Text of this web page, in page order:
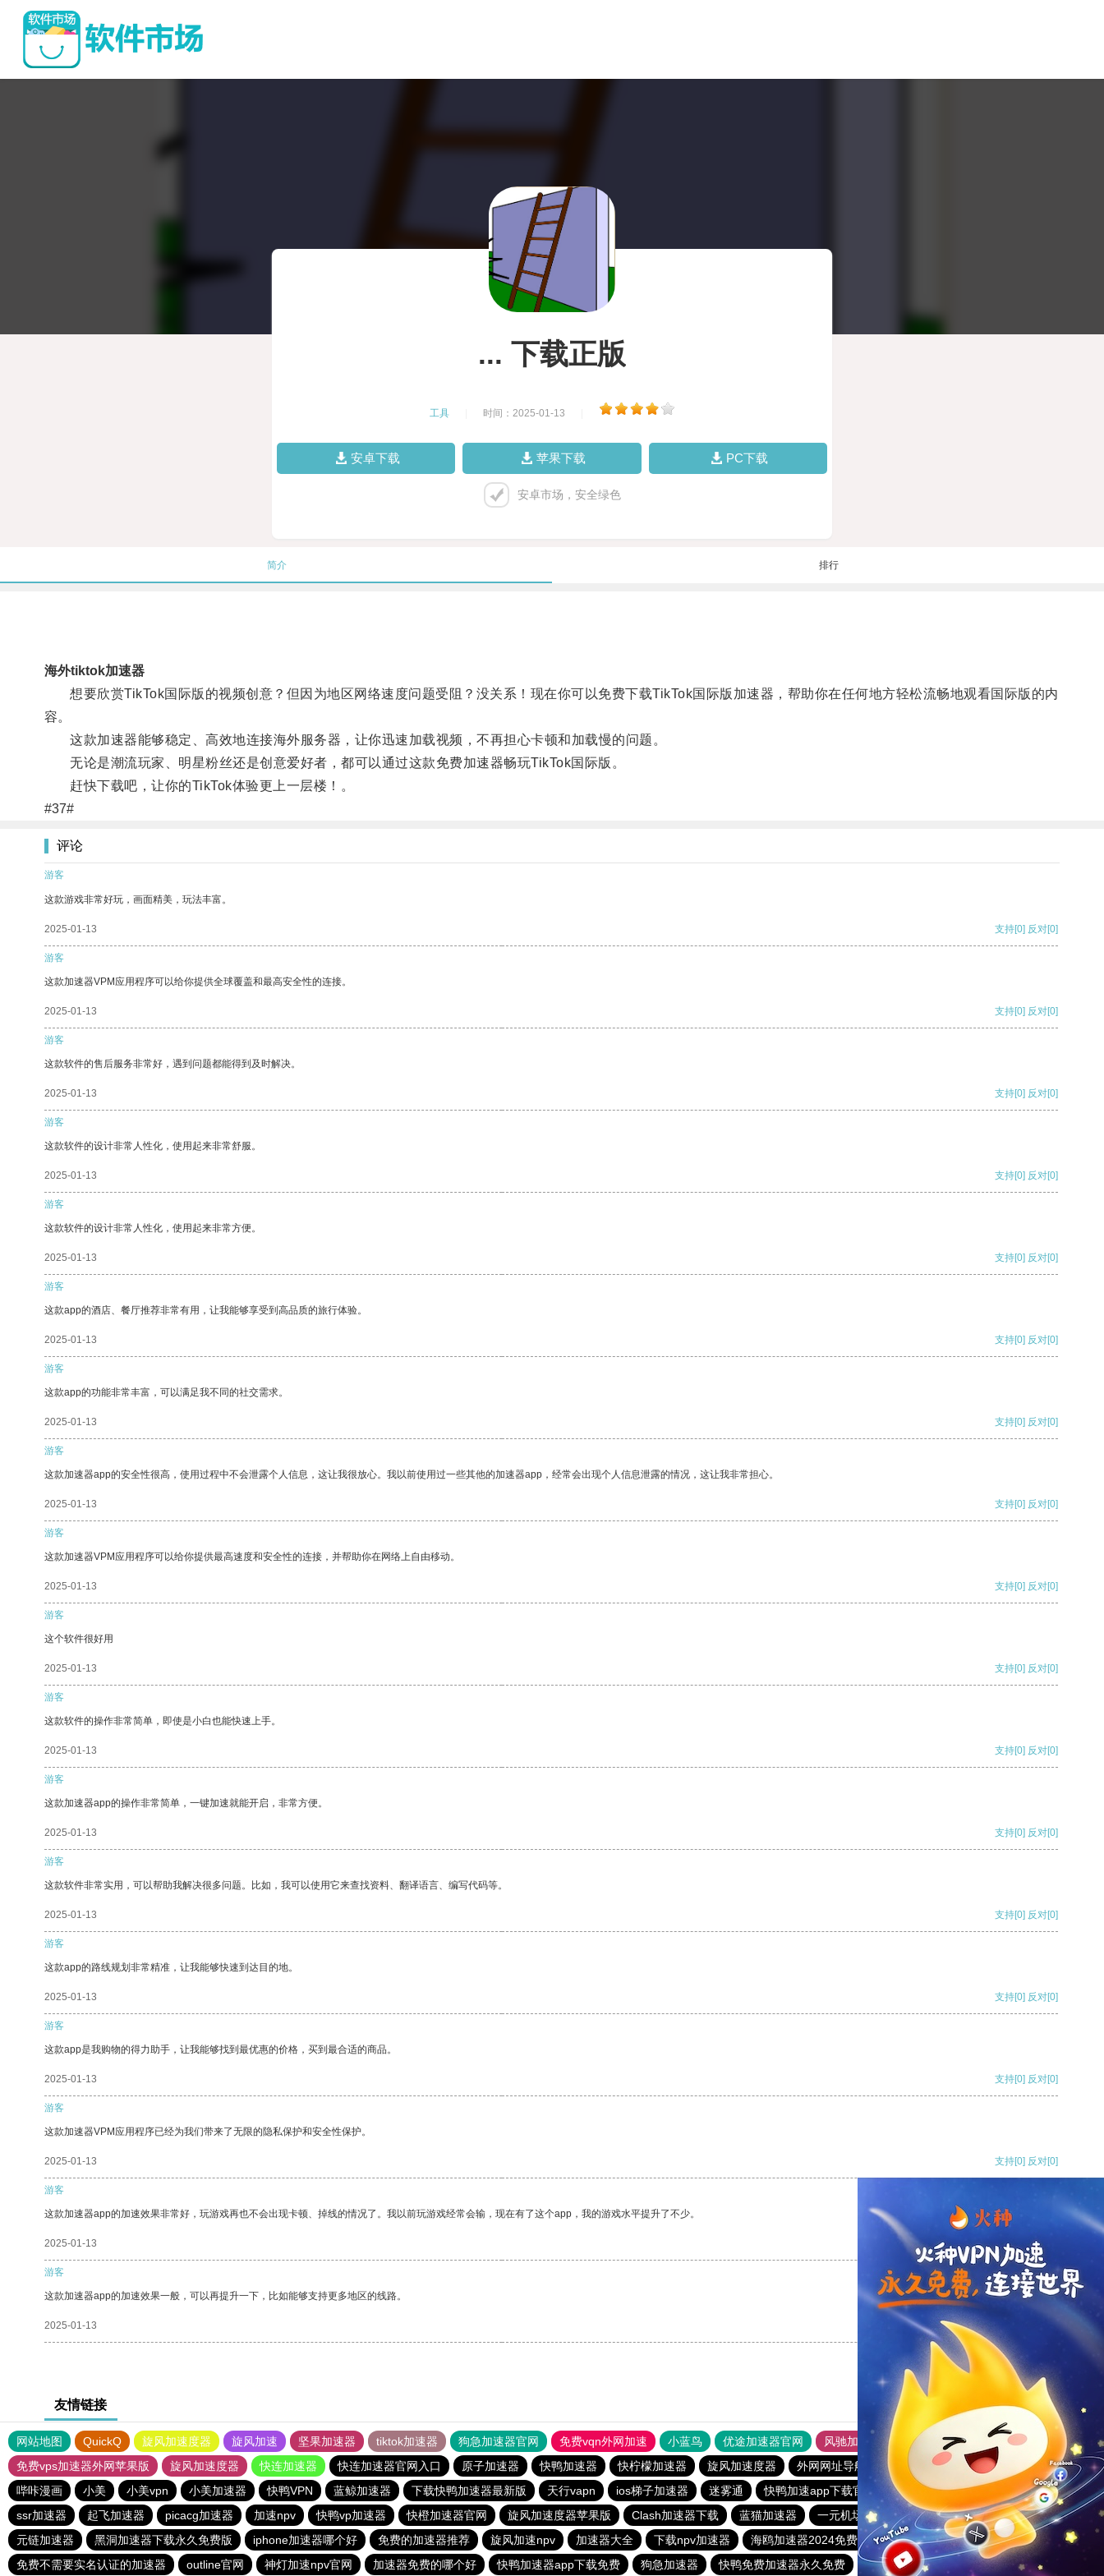
... 下载正版
工具 时间：2025-01-13
安卓下载 苹果下载 PC下载
安卓市场，安全绿色
简介 排行
海外tiktok加速器
想要欣赏TikTok国际版的视频创意？但因为地区网络速度问题受阻？没关系！现在你可以免费下载TikTok国际版加速器，帮助你在任何地方轻松流畅地观看国际版的内
容。
这款加速器能够稳定、高效地连接海外服务器，让你迅速加载视频，不再担心卡顿和加载慢的问题。
无论是潮流玩家、明星粉丝还是创意爱好者，都可以通过这款免费加速器畅玩TikTok国际版。
赶快下载吧，让你的TikTok体验更上一层楼！。
#37#
评论
游客
这款游戏非常好玩，画面精美，玩法丰富。
2025-01-13 支持[0] 反对[0]
游客
这款加速器VPM应用程序可以给你提供全球覆盖和最高安全性的连接。
2025-01-13 支持[0] 反对[0]
游客
这款软件的售后服务非常好，遇到问题都能得到及时解决。
2025-01-13 支持[0] 反对[0]
游客
这款软件的设计非常人性化，使用起来非常舒服。
2025-01-13 支持[0] 反对[0]
游客
这款软件的设计非常人性化，使用起来非常方便。
2025-01-13 支持[0] 反对[0]
游客
这款app的酒店、餐厅推荐非常有用，让我能够享受到高品质的旅行体验。
2025-01-13 支持[0] 反对[0]
游客
这款app的功能非常丰富，可以满足我不同的社交需求。
2025-01-13 支持[0] 反对[0]
游客
这款加速器app的安全性很高，使用过程中不会泄露个人信息，这让我很放心。我以前使用过一些其他的加速器app，经常会出现个人信息泄露的情况，这让我非常担心。
2025-01-13 支持[0] 反对[0]
游客
这款加速器VPM应用程序可以给你提供最高速度和安全性的连接，并帮助你在网络上自由移动。
2025-01-13 支持[0] 反对[0]
游客
这个软件很好用
2025-01-13 支持[0] 反对[0]
游客
这款软件的操作非常简单，即使是小白也能快速上手。
2025-01-13 支持[0] 反对[0]
游客
这款加速器app的操作非常简单，一键加速就能开启，非常方便。
2025-01-13 支持[0] 反对[0]
游客
这款软件非常实用，可以帮助我解决很多问题。比如，我可以使用它来查找资料、翻译语言、编写代码等。
2025-01-13 支持[0] 反对[0]
游客
这款app的路线规划非常精准，让我能够快速到达目的地。
2025-01-13 支持[0] 反对[0]
游客
这款app是我购物的得力助手，让我能够找到最优惠的价格，买到最合适的商品。
2025-01-13 支持[0] 反对[0]
游客
这款加速器VPM应用程序已经为我们带来了无限的隐私保护和安全性保护。
2025-01-13 支持[0] 反对[0]
游客
这款加速器app的加速效果非常好，玩游戏再也不会出现卡顿、掉线的情况了。我以前玩游戏经常会输，现在有了这个app，我的游戏水平提升了不少。
2025-01-13 支持 反对
游客
这款加速器app的加速效果一般，可以再提升一下，比如能够支持更多地区的线路。
2025-01-13 [0]
友情链接
网站地图 QuickQ 旋风加速度器 旋风加速 坚果加速器 tiktok加速器 狗急加速器官网 免费vqn外网加速 小蓝鸟 优途加速器官网 风驰加速器
旋风加速器
免费vps加速器外网苹果版
旋风加速度器 快连加速器 快连加速器官网入口 原子加速器 快鸭加速器 快柠檬加速器 旋风加速度器 外网网址导航 软件中心 雷霆加速
狂飙加速器
哔咔漫画
小美 小美vpn 小美加速器 快鸭VPN 蓝鲸加速器 下载快鸭加速器最新版 天行vapn ios梯子加速器 迷雾通 快鸭加速app下载官网 78加速器官网
雷轰加速器
ssr加速器
起飞加速器 picacg加速器 加速npv 快鸭vp加速器 快橙加速器官网 旋风加速度器苹果版 Clash加速器下载 蓝猫加速器 一元机场clash官网下载
twitter加速器免费下载
元链加速器
黑洞加速器下载永久免费版 iphone加速器哪个好 免费的加速器推荐 旋风加速npv 加速器大全 下载npv加速器 海鸥加速器2024免费
小羽加速器
免费不需要实名认证的加速器
outline官网 神灯加速npv官网 加速器免费的哪个好 快鸭加速器app下载免费 狗急加速器 快鸭免费加速器永久免费 飞驰加速器15分钟试用